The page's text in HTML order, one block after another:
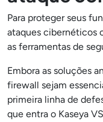
Para proteger seus
ataques cibernéticos
as ferramentas de
Embora as soluções
firewall sejam
primeira linha de
que entra o Kaseya